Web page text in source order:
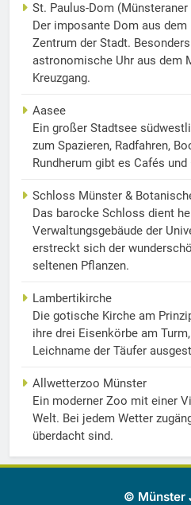
St. Paulus-Dom
Der imposante Dom aus
Zentrum der Stadt.
astronomische Uhr aus dem
Kreuzgang.
Aasee
Ein großer Stadtsee
zum Spazieren, Radfahren,
Rundherum gibt es Cafés und
Schloss Münster &
Das barocke Schloss dient
Verwaltungsgebäude der
erstreckt sich der
seltenen Pflanzen.
Lambertikirche
Die gotische Kirche am
ihre drei Eisenkörbe am
Leichname der Täufer
Allwetterzoo Münster
Ein moderner Zoo mit einer
Welt. Bei jedem Wetter
überdacht sind.
© Münster